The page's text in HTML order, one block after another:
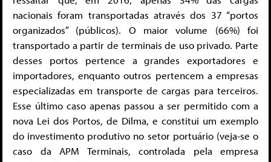
nacionais foram transportadas através dos 37 “portos
organizados” (públicos). O maior volume (66%) foi
transportado a partir de terminais de uso privado. Parte
desses portos pertence a grandes exportadores e
importadores, enquanto outros pertencem a empresas
especializadas em transporte de cargas para terceiros.
Esse último caso apenas passou a ser permitido com a
nova Lei dos Portos, de Dilma, e constitui um exemplo
do investimento produtivo no setor portuário (veja-se o
caso da APM Terminais, controlada pela empresa